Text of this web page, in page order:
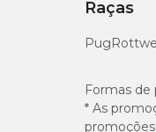
Raças
Pug
Formas
* As